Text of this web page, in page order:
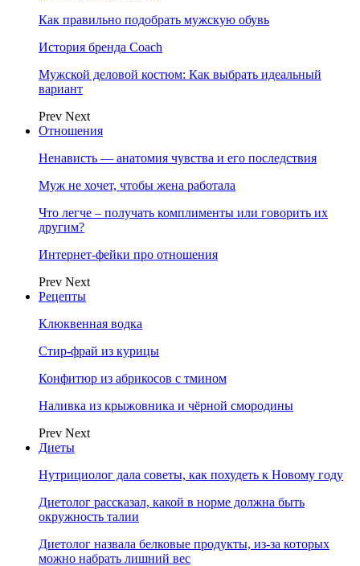
Как правильно подобрать мужскую обувь
История бренда Coach
Мужской деловой костюм: Как выбрать идеальный
вариант
Prev Next
Отношения
Ненависть — анатомия чувства и его последствия
Муж не хочет, чтобы жена работала
Что легче – получать комплименты или говорить их
другим?
Интернет-фейки про отношения
Prev Next
Рецепты
Клюквенная водка
Стир-фрай из курицы
Конфитюр из абрикосов с тмином
Наливка из крыжовника и чёрной смородины
Prev Next
Диеты
Нутрициолог дала советы, как похудеть к Новому году
Диетолог рассказал, какой в норме должна быть
окружность талии
Диетолог назвала белковые продукты, из-за которых
можно набрать лишний вес